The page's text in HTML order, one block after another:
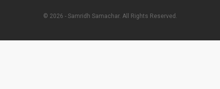
© 2026 - Samridh Samachar. All Rights Reserved.